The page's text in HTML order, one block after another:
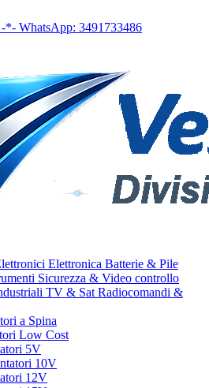
*- WhatsApp: 3491733486
Elettronica Batterie & Pile
Sicurezza & Video controllo
TV & Sat Radiocomandi &
a Spina
Low Cost
5V
10V
12V